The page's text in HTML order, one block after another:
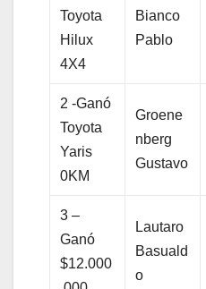
Toyota
Hilux
4X4
Bianco
Pablo
2 -Ganó
Toyota
Yaris
0KM
Groene
nberg
Gustavo
3 –
Ganó
$12.000
Lautaro
Basuald
o